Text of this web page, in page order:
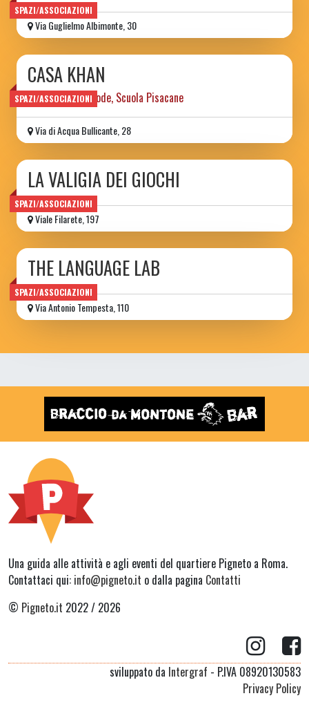
SPAZI/ASSOCIAZIONI
Via Guglielmo Albimonte, 30
SPAZI/ASSOCIAZIONI
CASA KHAN
ex casa del custode, Scuola Pisacane
Via di Acqua Bullicante, 28
SPAZI/ASSOCIAZIONI
LA VALIGIA DEI GIOCHI
Viale Filarete, 197
SPAZI/ASSOCIAZIONI
THE LANGUAGE LAB
Via Antonio Tempesta, 110
Una guida alle attività e agli eventi del quartiere Pigneto a Roma.
Contattaci qui: info@pigneto.it o dalla pagina Contatti
© Pigneto.it 2022 / 2026
sviluppato da Intergraf - P.IVA 08920130583
Privacy Policy